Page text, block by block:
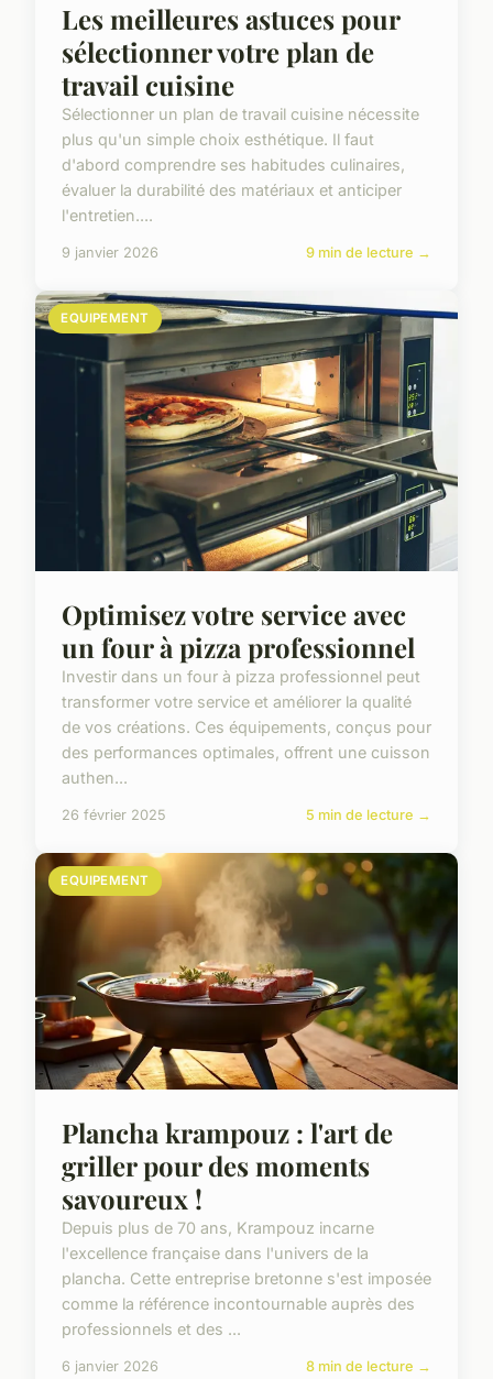
Les meilleures astuces pour
sélectionner votre plan de
travail cuisine
Sélectionner un plan de travail cuisine nécessite
plus qu'un simple choix esthétique. Il faut
d'abord comprendre ses habitudes culinaires,
évaluer la durabilité des matériaux et anticiper
l'entretien....
9 janvier 2026 9 min de lecture →
EQUIPEMENT
Optimisez votre service avec
un four à pizza professionnel
Investir dans un four à pizza professionnel peut
transformer votre service et améliorer la qualité
de vos créations. Ces équipements, conçus pour
des performances optimales, offrent une cuisson
authen...
26 février 2025 5 min de lecture →
EQUIPEMENT
Plancha krampouz : l'art de
griller pour des moments
savoureux !
Depuis plus de 70 ans, Krampouz incarne
l'excellence française dans l'univers de la
plancha. Cette entreprise bretonne s'est imposée
comme la référence incontournable auprès des
professionnels et des ...
6 janvier 2026 8 min de lecture →